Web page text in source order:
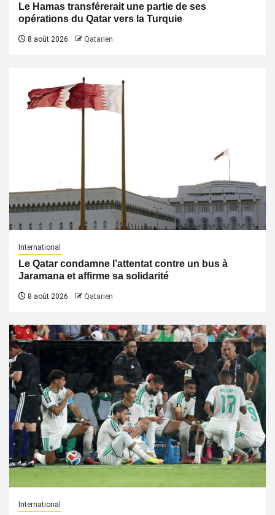
Le Hamas transférerait une partie de ses
opérations du Qatar vers la Turquie
8 août 2026 Qatarien
International
Le Qatar condamne l’attentat contre un bus à
Jaramana et affirme sa solidarité
8 août 2026 Qatarien
International